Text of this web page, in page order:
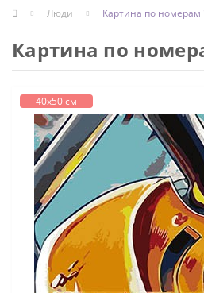
Люди Картина по
Картина по
40х50 см